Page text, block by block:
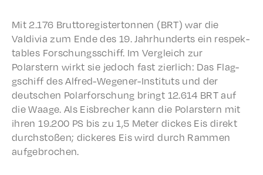
Mit 2.176 Brut­toreg­is­ter­ton­nen (BRT) war die
Valdivia zum Ende des 19. Jahrhun­derts ein respek­
ta­bles Forschungss­chiff. Im Vergle­ich zur
Polarstern wirkt sie jedoch fast zier­lich: Das Flag­
gschiff des Alfred-Wegen­er-Insti­tuts und der
deutschen Polar­forschung bringt 12.614 BRT auf
die Waage. Als Eisbrech­er kann die Polarstern mit
ihren 19.200 PS bis zu 1,5 Meter dick­es Eis direkt
durch­stoßen; dick­eres Eis wird durch Rammen
aufgebrochen.